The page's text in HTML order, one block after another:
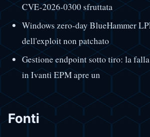
CVE-2026-0300 sfruttata
Windows zero-day BlueHammer
dell'exploit non patchato
Gestione endpoint sotto tiro: la
in Ivanti EPM apre un
Fonti